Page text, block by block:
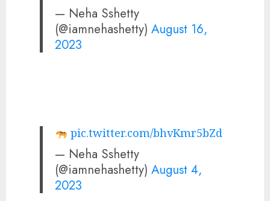
— Neha Sshetty
(@iamnehashetty)August 16,
2023
pic.twitter.com/bhvKmr5bZd
— Neha Sshetty
(@iamnehashetty)August 4,
2023